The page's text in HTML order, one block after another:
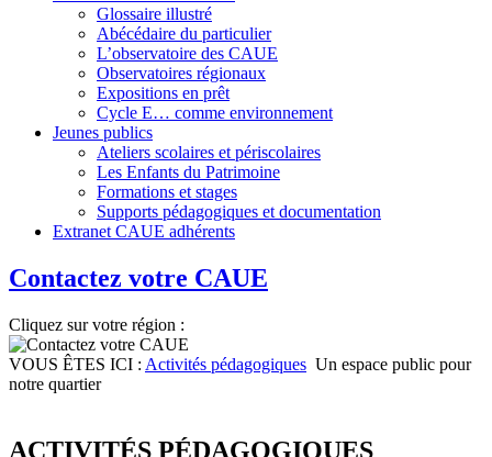
Glossaire illustré
Abécédaire du particulier
L’observatoire des CAUE
Observatoires régionaux
Expositions en prêt
Cycle E… comme environnement
Jeunes publics
Ateliers scolaires et périscolaires
Les Enfants du Patrimoine
Formations et stages
Supports pédagogiques et documentation
Extranet CAUE adhérents
Contactez votre CAUE
Cliquez sur votre région :
VOUS ÊTES ICI : Activités pédagogiques Un espace public pour
notre quartier
ACTIVITÉS PÉDAGOGIQUES